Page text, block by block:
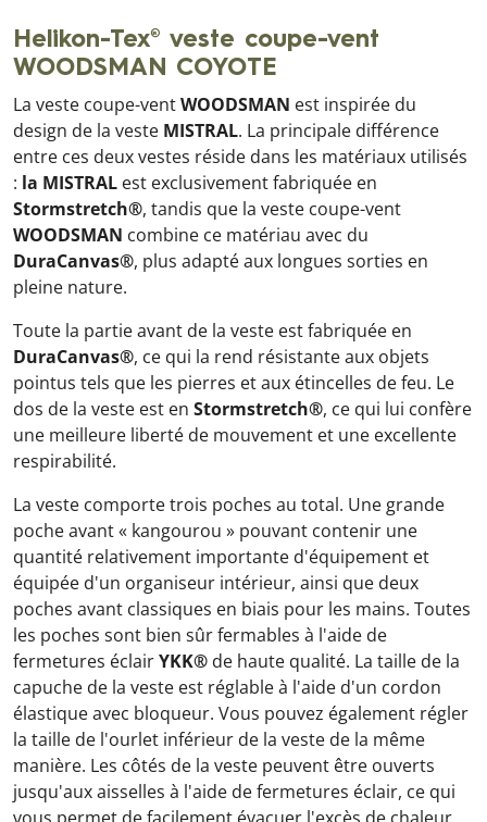
Helikon-Tex® veste coupe-vent
WOODSMAN COYOTE
La veste coupe-ventWOODSMAN est inspirée du
design de la veste MISTRAL. La principale différence
entre ces deux vestes réside dans les matériaux utilisés
: la MISTRAL est exclusivement fabriquée en
Stormstretch®, tandis que la veste coupe-vent
WOODSMAN combine ce matériau avec du
DuraCanvas®, plus adapté aux longues sorties en
pleine nature.
Toute la partie avant de la veste est fabriquée en
DuraCanvas®, ce qui la rend résistante aux objets
pointus tels que les pierres et aux étincelles de feu. Le
dos de la veste est en Stormstretch®, ce qui lui confère
une meilleure liberté de mouvement et une excellente
respirabilité.
La veste comporte trois poches au total. Une grande
poche avant « kangourou » pouvant contenir une
quantité relativement importante d'équipement et
équipée d'un organiseur intérieur, ainsi que deux
poches avant classiques en biais pour les mains. Toutes
les poches sont bien sûr fermables à l'aide de
fermetures éclairYKK® de haute qualité. La taille de la
capuche de la veste est réglable à l'aide d'un cordon
élastique avec bloqueur. Vous pouvez également régler
la taille de l'ourlet inférieur de la veste de la même
manière. Les côtés de la veste peuvent être ouverts
jusqu'aux aisselles à l'aide de fermetures éclair, ce qui